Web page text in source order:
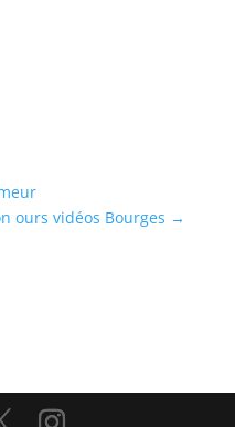
ours vidéos Bourges →